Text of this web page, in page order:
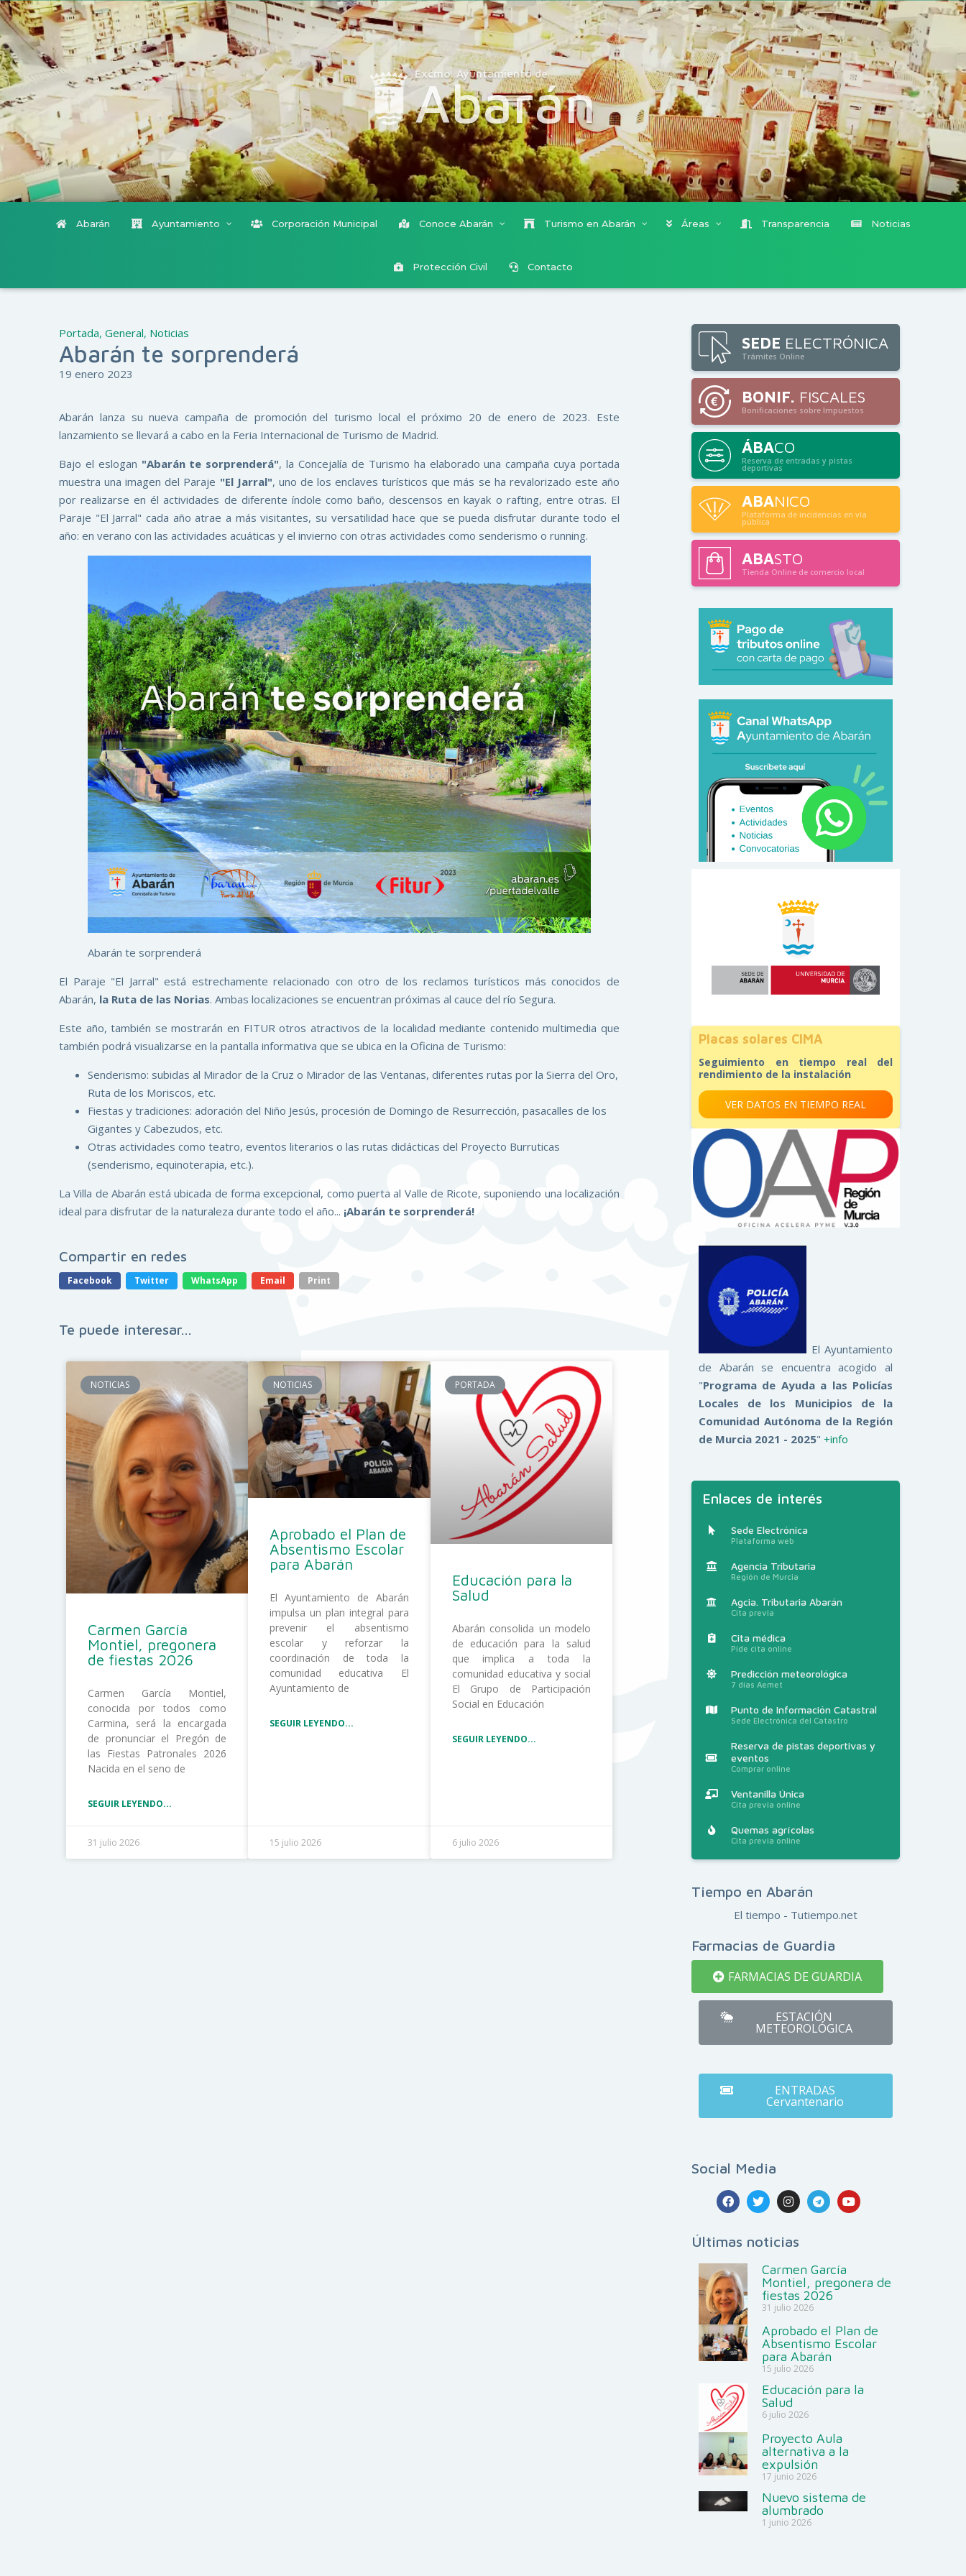
Excmo. Ayuntamiento de
Abarán
Abarán Ayuntamiento Corporación Municipal Conoce Abarán Turismo en Abarán Áreas Transparencia Noticias
Protección Civil Contacto
Portada, General, Noticias
Abarán te sorprenderá
19 enero 2023
Abarán lanza su nueva campaña de promoción del turismo local el próximo 20 de enero de 2023. Este
lanzamiento se llevará a cabo en la Feria Internacional de Turismo de Madrid.
Bajo el eslogan "Abarán te sorprenderá", la Concejalía de Turismo ha elaborado una campaña cuya portada
muestra una imagen del Paraje "El Jarral", uno de los enclaves turísticos que más se ha revalorizado este año
por realizarse en él actividades de diferente índole como baño, descensos en kayak o rafting, entre otras. El
Paraje "El Jarral" cada año atrae a más visitantes, su versatilidad hace que se pueda disfrutar durante todo el
año: en verano con las actividades acuáticas y el invierno con otras actividades como senderismo o running.
Abarán te sorprenderá
El Paraje "El Jarral" está estrechamente relacionado con otro de los reclamos turísticos más conocidos de
Abarán, la Ruta de las Norias. Ambas localizaciones se encuentran próximas al cauce del río Segura.
Este año, también se mostrarán en FITUR otros atractivos de la localidad mediante contenido multimedia que
también podrá visualizarse en la pantalla informativa que se ubica en la Oficina de Turismo:
Senderismo: subidas al Mirador de la Cruz o Mirador de las Ventanas, diferentes rutas por la Sierra del Oro,
Ruta de los Moriscos, etc.
Fiestas y tradiciones: adoración del Niño Jesús, procesión de Domingo de Resurrección, pasacalles de los
Gigantes y Cabezudos, etc.
Otras actividades como teatro, eventos literarios o las rutas didácticas del Proyecto Burruticas
(senderismo, equinoterapia, etc.).
La Villa de Abarán está ubicada de forma excepcional, como puerta al Valle de Ricote, suponiendo una localización
ideal para disfrutar de la naturaleza durante todo el año... ¡Abarán te sorprenderá!
Compartir en redes
Facebook Twitter WhatsApp Email Print
Te puede interesar...
NOTICIAS
Carmen García
Montiel, pregonera
de fiestas 2026
Carmen García Montiel,
conocida por todos como
Carmina, será la encargada
de pronunciar el Pregón de
las Fiestas Patronales 2026
Nacida en el seno de
SEGUIR LEYENDO...
31 julio 2026
NOTICIAS
Aprobado el Plan de
Absentismo Escolar
para Abarán
El Ayuntamiento de Abarán
impulsa un plan integral para
prevenir el absentismo
escolar y reforzar la
coordinación de toda la
comunidad educativa El
Ayuntamiento de
SEGUIR LEYENDO...
15 julio 2026
PORTADA
Educación para la
Salud
Abarán consolida un modelo
de educación para la salud
que implica a toda la
comunidad educativa y social
El Grupo de Participación
Social en Educación
SEGUIR LEYENDO...
6 julio 2026
SEDE ELECTRÓNICA
Trámites Online
BONIF. FISCALES
Bonificaciones sobre Impuestos
ÁBACO
Reserva de entradas y pistas
deportivas
ABANICO
Plataforma de incidencias en vía
pública
ABASTO
Tienda Online de comercio local
Placas solares CIMA
Seguimiento en tiempo real del
rendimiento de la instalación
VER DATOS EN TIEMPO REAL
El Ayuntamiento
de Abarán se encuentra acogido al
"Programa de Ayuda a las Policías
Locales de los Municipios de la
Comunidad Autónoma de la Región
de Murcia 2021 - 2025" +info
Enlaces de interés
Sede Electrónica
Plataforma web
Agencia Tributaria
Región de Murcia
Agcia. Tributaria Abarán
Cita previa
Cita médica
Pide cita online
Predicción meteorológica
7 días Aemet
Punto de Información Catastral
Sede Electrónica del Catastro
Reserva de pistas deportivas y
eventos
Comprar online
Ventanilla Única
Cita previa online
Quemas agrícolas
Cita previa online
Tiempo en Abarán
El tiempo - Tutiempo.net
Farmacias de Guardia
FARMACIAS DE GUARDIA
ESTACIÓN
METEOROLÓGICA
ENTRADAS
Cervantenario
Social Media
Últimas noticias
Carmen García
Montiel, pregonera de
fiestas 2026
31 julio 2026
Aprobado el Plan de
Absentismo Escolar
para Abarán
15 julio 2026
Educación para la
Salud
6 julio 2026
Proyecto Aula
alternativa a la
expulsión
17 junio 2026
Nuevo sistema de
alumbrado
1 junio 2026